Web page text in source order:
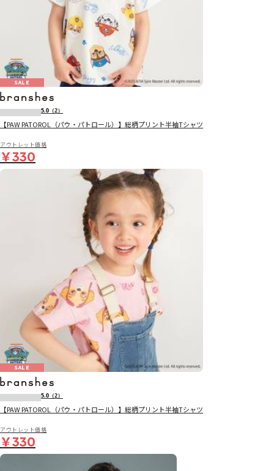
SALE
5.0 （2）
【PAW PATOROL（パウ・パトロール）】総柄プリント半袖Tシャツ
アウトレット価格
￥330
SALE
5.0 （2）
【PAW PATOROL（パウ・パトロール）】総柄プリント半袖Tシャツ
アウトレット価格
￥330